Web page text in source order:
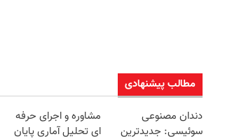
مطالب پیشنهادی
دندان مصنوعی
سوئیسی: جدیدترین
مشاوره و اجرای حرفه
ای تحلیل آماری پایان